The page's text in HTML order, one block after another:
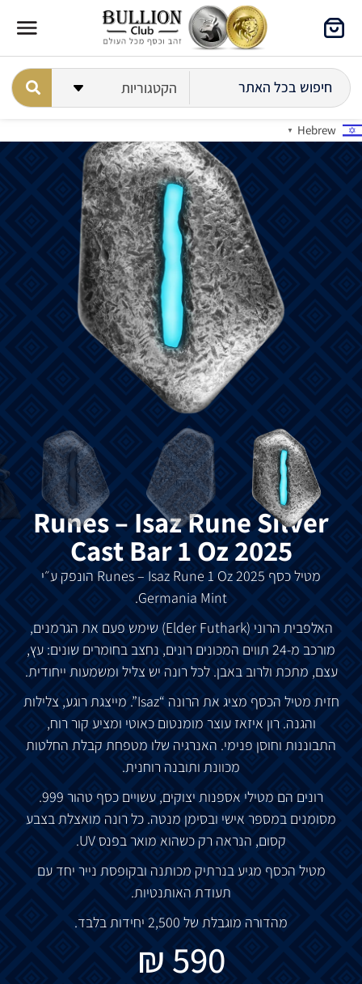
Hebrew
▼
Runes – Isaz Rune Silver
Cast Bar 1 Oz 2025
מטיל כסף Runes – Isaz Rune 1 Oz 2025 הונפק ע״י
Germania Mint.
האלפבית הרוני (Elder Futhark) שימש פעם את הגרמנים,
מורכב מ-24 תווים המכונים רונים, נחצב בחומרים שונים: עץ,
עצם, מתכת ולרוב באבן. לכל רונה יש צליל ומשמעות ייחודית.
חזית מטיל הכסף מציג את הרונה “Isaz”. מייצגת רוגע, צלילות
והגנה. רון איזאז עוצר מומנטום כאוטי ומציע קור רוח,
התבוננות וחוסן פנימי. האנרגיה שלו מטפחת קבלת החלטות
מכוונת ותובנה רוחנית.
רונים הם מטילי אספנות יצוקים, עשויים כסף טהור 999.
מסומנים במספר אישי ובסימן מנטה. כל רונה מואצלת בצבע
קסום, הנראה רק כשהוא מואר בפנס UV.
מטיל הכסף מגיע בנרתיק מכותנה ובקופסת נייר יחד עם
תעודת האותנטיות.
מהדורה מוגבלת של 2,500 יחידות בלבד.
590
₪